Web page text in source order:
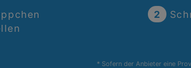
2
* Sofern der Anbieter eine